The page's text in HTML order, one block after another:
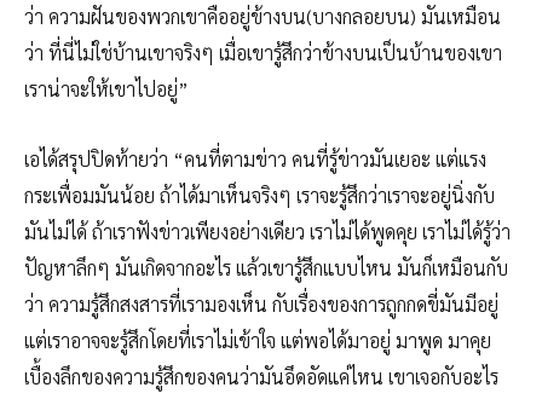
ว่า ความฝันของพวกเขาคืออยู่ข้างบน(บางกลอยบน) มันเหมือน
ว่า ที่นี่ไม่ใช่บ้านเขาจริงๆ เมื่อเขารู้สึกว่าข้างบนเป็นบ้านของเขา
เราน่าจะให้เขาไปอยู่”
เอได้สรุปปิดท้ายว่า “คนที่ตามข่าว คนที่รู้ข่าวมันเยอะ แต่แรง
กระเพื่อมมันน้อย ถ้าได้มาเห็นจริงๆ เราจะรู้สึกว่าเราจะอยู่นิ่งกับ
มันไม่ได้ ถ้าเราฟังข่าวเพียงอย่างเดียว เราไม่ได้พูดคุย เราไม่ได้รู้ว่า
ปัญหาลึกๆ มันเกิดจากอะไร แล้วเขารู้สึกแบบไหน มันก็เหมือนกับ
ว่า ความรู้สึกสงสารที่เรามองเห็น กับเรื่องของการถูกกดขี่มันมีอยู่
แต่เราอาจจะรู้สึกโดยที่เราไม่เข้าใจ แต่พอได้มาอยู่ มาพูด มาคุย
เบื้องลึกของความรู้สึกของคนว่ามันอึดอัดแค่ไหน เขาเจอกับอะไร